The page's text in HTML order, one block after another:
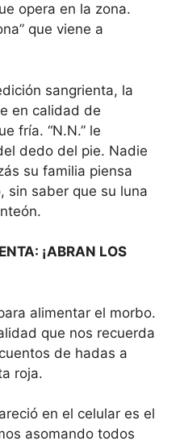
opera en la zona.
que viene a
sangrienta, la
en calidad de
fría. “N.N.” le
dedo del pie. Nadie
su familia piensa
sin saber que su luna
¡ABRAN LOS
alimentar el morbo.
que nos recuerda
de hadas a
roja.
en el celular es el
asomando todos